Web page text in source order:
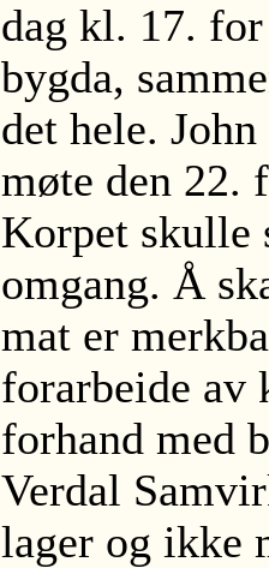
dag kl. 17.
bygda,
det hele.
møte den 22.
Korpet skulle
omgang. Å
mat er
forarbeide av
forhand med
Verdal
lager og ikke